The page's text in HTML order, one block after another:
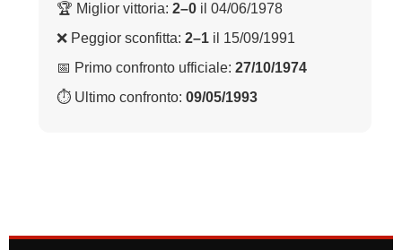
🏆 Miglior vittoria: 2–0 il 04/06/1978
❌ Peggior sconfitta: 2–1 il 15/09/1991
📅 Primo confronto ufficiale: 27/10/1974
⏱ Ultimo confronto: 09/05/1993